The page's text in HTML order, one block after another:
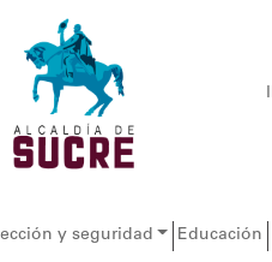
y seguridad Educación